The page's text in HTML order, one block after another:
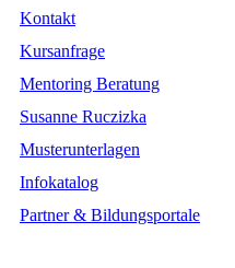
Kontakt
Kursanfrage
Mentoring Beratung
Susanne Ruczizka
Musterunterlagen
Infokatalog
Partner & Bildungsportale